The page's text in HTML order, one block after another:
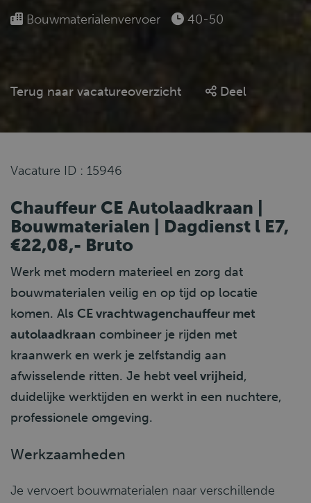
Bouwmaterialenvervoer
40-50
Terug naar vacatureoverzicht Deel
Vacature ID : 15946
Chauffeur CE Autolaadkraan |
Bouwmaterialen | Dagdienst l E7,
€22,08,- Bruto
Werk met modern materieel en zorg dat
bouwmaterialen veilig en op tijd op locatie
komen. Als CE vrachtwagenchauffeur met
autolaadkraan combineer je rijden met
kraanwerk en werk je zelfstandig aan
afwisselende ritten. Je hebt veel vrijheid,
duidelijke werktijden en werkt in een nuchtere,
professionele omgeving.
Werkzaamheden
Je vervoert bouwmaterialen naar verschillende